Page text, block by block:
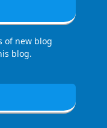
of new blog
blog.